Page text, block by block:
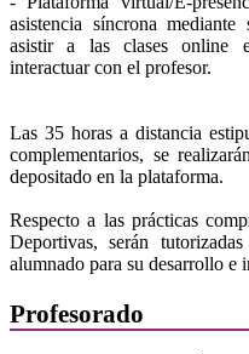
asistencia síncrona
asistir a las clases online
interactuar con el profesor.
Las 35 horas a distancia
complementarios, se
depositado en la plataforma.
Respecto a las prácticas
Deportivas, serán
alumnado para su desarrollo e
Profesorado